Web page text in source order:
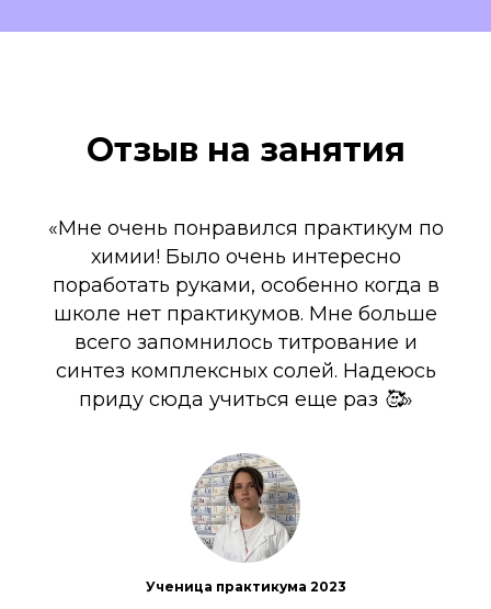
Отзыв на занятия
«Мне очень понравился практикум по
химии! Было очень интересно
поработать руками, особенно когда в
школе нет практикумов. Мне больше
всего запомнилось титрование и
синтез комплексных солей. Надеюсь
приду сюда учиться еще раз 🥰»
Ученица практикума 2023